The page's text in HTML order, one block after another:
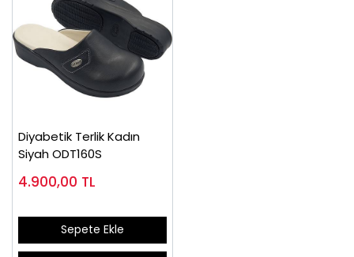
Diyabetik Terlik Kadın
Siyah ODT160S
4.900,00 TL
Sepete Ekle